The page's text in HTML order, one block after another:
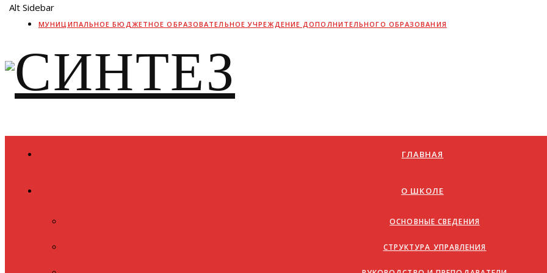
МУНИЦИПАЛЬНОЕ БЮДЖЕТНОЕ ОБРАЗОВАТЕЛЬНОЕ УЧРЕЖДЕНИЕ ДОПОЛНИТЕЛЬНОГО ОБРАЗОВАНИЯ
Alt Sidebar
ГЛАВНАЯ
О ШКОЛЕ
ОСНОВНЫЕ СВЕДЕНИЯ
СТРУКТУРА УПРАВЛЕНИЯ